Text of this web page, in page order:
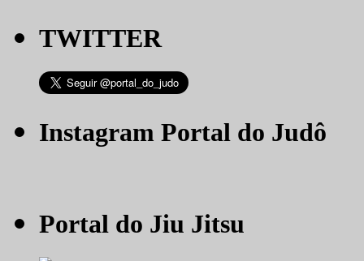
TWITTER
Instagram Portal do Judô
Portal do Jiu Jitsu